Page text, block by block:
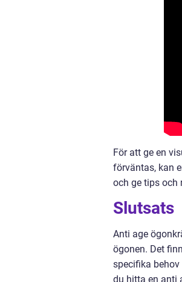
För att ge en
förväntas, kan
och ge tips och
Slutsats
Anti age
ögonen. Det
specifika behov
du hitta en anti